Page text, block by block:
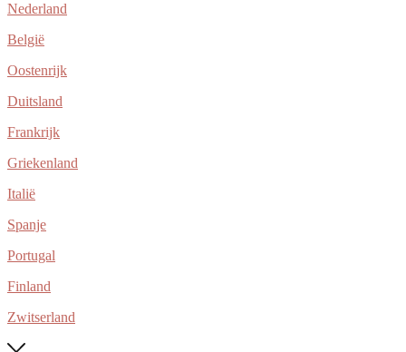
Nederland
België
Oostenrijk
Duitsland
Frankrijk
Griekenland
Italië
Spanje
Portugal
Finland
Zwitserland